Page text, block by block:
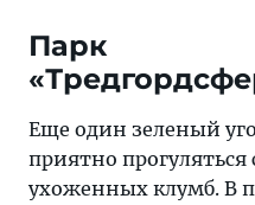
Парк
Еще один зеленый
приятно прогуляться
ухоженных клумб. В